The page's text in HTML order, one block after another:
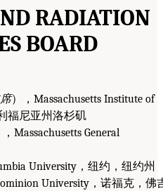
RADIATION
BOARD
），Massachusetts Institute of
福尼亚州洛杉矶
Massachusetts General
University，纽约，纽约州
University，诺福克，佛